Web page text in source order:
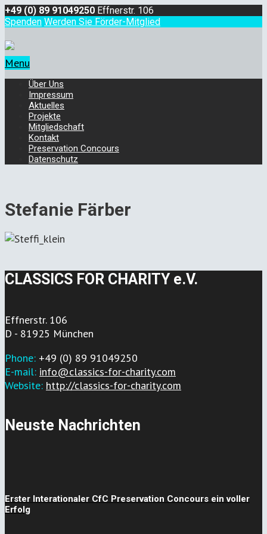
+49 (0) 89 91049250 Effnerstr. 106
Spenden Werden Sie Förder-Mitglied
Menu
Über Uns
Impressum
Aktuelles
Projekte
Mitgliedschaft
Kontakt
Preservation Concours
Datenschutz
Stefanie Färber
CLASSICS FOR CHARITY e.V.
Effnerstr. 106
D - 81925 München
Phone: +49 (0) 89 91049250
E-mail: info@classics-for-charity.com
Website: http://classics-for-charity.com
Neuste Nachrichten
Erster Interationaler CfC Preservation Concours ein voller
Erfolg